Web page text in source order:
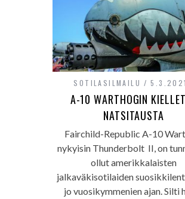
SOTILASILMAILU 5.3.2021
A-10 WARTHOGIN
NATSITAUSTA
Fairchild-Republic A-10
nykyisin Thunderbolt II, on
ollut amerikkalaisten
jalkaväkisotilaiden
jo vuosikymmenien ajan. Silti